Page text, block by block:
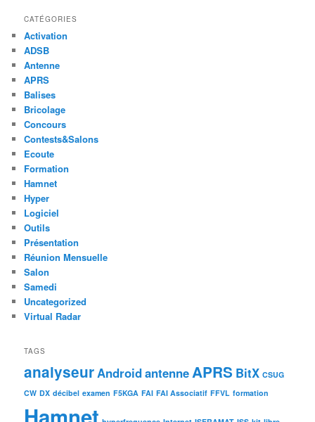
CATÉGORIES
Activation
ADSB
Antenne
APRS
Balises
Bricolage
Concours
Contests&Salons
Ecoute
Formation
Hamnet
Hyper
Logiciel
Outils
Présentation
Réunion Mensuelle
Salon
Samedi
Uncategorized
Virtual Radar
TAGS
analyseurAndroidantenneAPRS BitX CSUG
CW DX décibel examen F5KGA FAI FAI Associatif FFVL formation